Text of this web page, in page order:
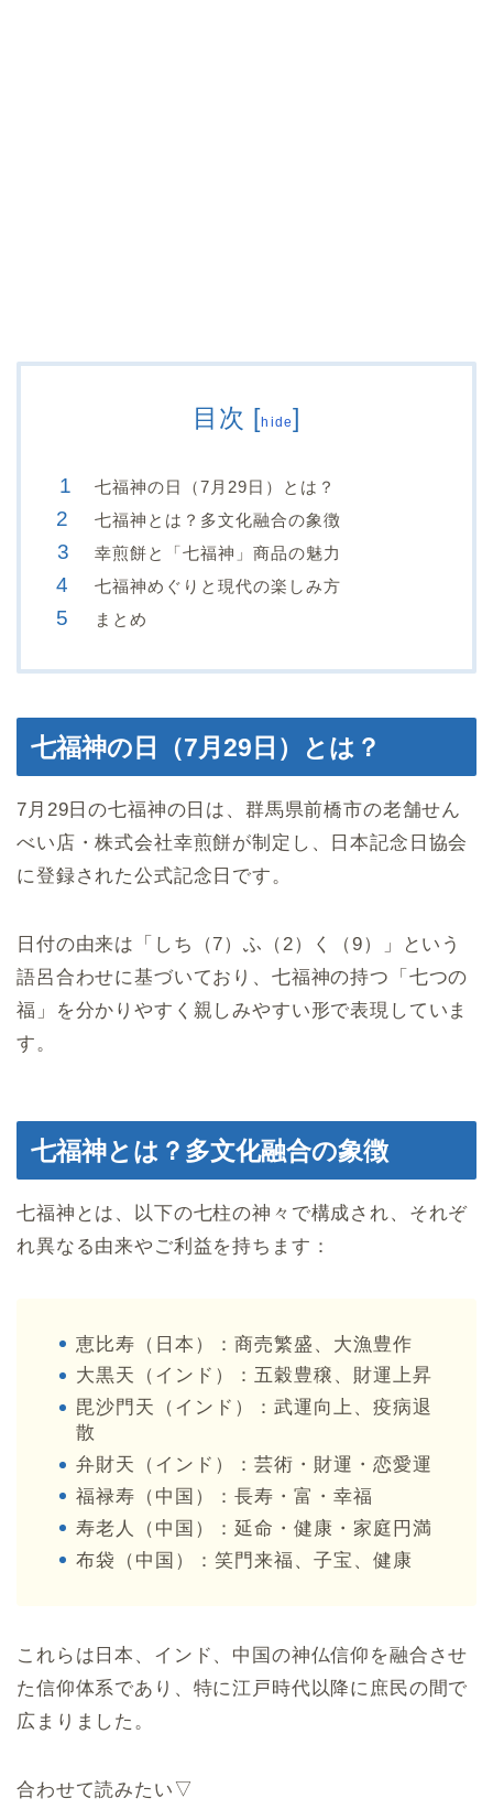
目次 [hide]
七福神の日（7月29日）とは？
七福神とは？多文化融合の象徴
幸煎餅と「七福神」商品の魅力
七福神めぐりと現代の楽しみ方
まとめ
七福神の日（7月29日）とは？
7月29日の七福神の日は、群馬県前橋市の老舗せん
べい店・株式会社幸煎餅が制定し、日本記念日協会
に登録された公式記念日です。
日付の由来は「しち（7）ふ（2）く（9）」という
語呂合わせに基づいており、七福神の持つ「七つの
福」を分かりやすく親しみやすい形で表現していま
す。
七福神とは？多文化融合の象徴
七福神とは、以下の七柱の神々で構成され、それぞ
れ異なる由来やご利益を持ちます：
恵比寿（日本）：商売繁盛、大漁豊作
大黒天（インド）：五穀豊穣、財運上昇
毘沙門天（インド）：武運向上、疫病退
散
弁財天（インド）：芸術・財運・恋愛運
福禄寿（中国）：長寿・富・幸福
寿老人（中国）：延命・健康・家庭円満
布袋（中国）：笑門来福、子宝、健康
これらは日本、インド、中国の神仏信仰を融合させ
た信仰体系であり、特に江戸時代以降に庶民の間で
広まりました。
合わせて読みたい▽